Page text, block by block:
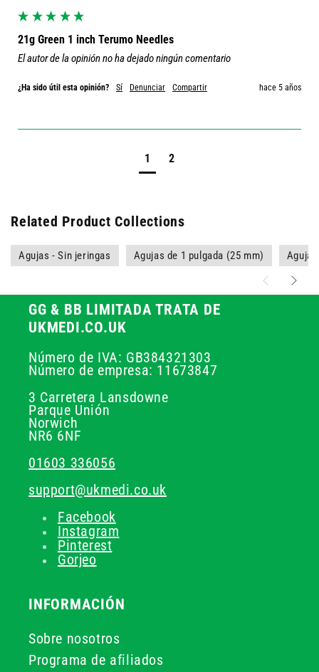
21g Green 1 inch Terumo Needles
El autor de la opinión no ha dejado ningún comentario
¿Ha sido útil esta opinión? Sí Denunciar Compartir hace 5 años
1 2
Related Product Collections
Agujas - Sin jeringas Agujas de 1 pulgada (25 mm)
GG & BB LIMITADA TRATA DE
UKMEDI.CO.UK
Número de IVA: GB384321303
Número de empresa: 11673847
3 Carretera Lansdowne
Parque Unión
Norwich
NR6 6NF
01603 336056
support@ukmedi.co.uk
Facebook
Instagram
Pinterest
Gorjeo
INFORMACIÓN
Sobre nosotros
Programa de afiliados